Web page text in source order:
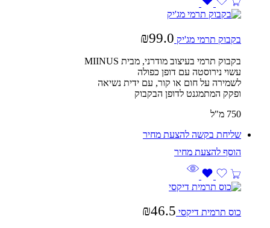
בקבוק תרמי מג'יק ₪99.0
בקבוק תרמי בעיצוב מודרני, מבית MIINUS
עשוי נירוסטה עם דופן כפולה
לשמירה על חום או קור, עם ידית נשיאה
ופקק המתמגנט לדופן הבקבוק
750 מ"ל
שליחת בקשה להצעת מחיר
כוס תרמית דיקסי ₪46.5